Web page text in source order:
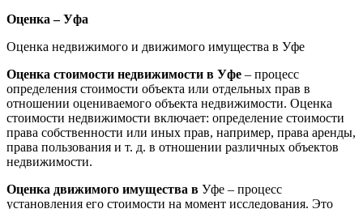
Оценка – Уфа
Оценка недвижимого и движимого имущества в Уфе
Оценка стоимости недвижимости в Уфе – процесс
определения стоимости объекта или отдельных прав в
отношении оцениваемого объекта недвижимости. Оценка
стоимости недвижимости включает: определение стоимости
права собственности или иных прав, например, права аренды,
права пользования и т. д. в отношении различных объектов
недвижимости.
Оценка движимого имущества в Уфе – процесс
установления его стоимости на момент исследования. Это